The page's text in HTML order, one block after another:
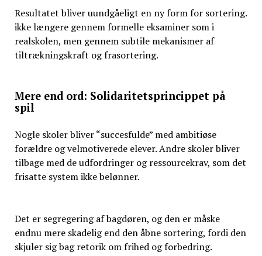
Resultatet bliver uundgåeligt en ny form for sortering.
ikke længere gennem formelle eksaminer som i
realskolen, men gennem subtile mekanismer af
tiltrækningskraft og frasortering.
Mere end ord: Solidaritetsprincippet på
spil
Nogle skoler bliver “succesfulde” med ambitiøse
forældre og velmotiverede elever. Andre skoler bliver
tilbage med de udfordringer og ressourcekrav, som det
frisatte system ikke belønner.
Det er segregering af bagdøren, og den er måske
endnu mere skadelig end den åbne sortering, fordi den
skjuler sig bag retorik om frihed og forbedring.